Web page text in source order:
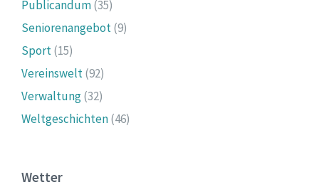
Publicandum(35)
Seniorenangebot(9)
Sport(15)
Vereinswelt(92)
Verwaltung(32)
Weltgeschichten(46)
Wetter